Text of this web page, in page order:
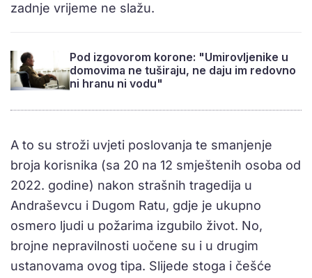
zadnje vrijeme ne slažu.
Pod izgovorom korone: "Umirovljenike u
domovima ne tuširaju, ne daju im redovno
ni hranu ni vodu"
A to su stroži uvjeti poslovanja te smanjenje
broja korisnika (sa 20 na 12 smještenih osoba od
2022. godine) nakon strašnih tragedija u
Andraševcu i Dugom Ratu, gdje je ukupno
osmero ljudi u požarima izgubilo život. No,
brojne nepravilnosti uočene su i u drugim
ustanovama ovog tipa. Slijede stoga i češće